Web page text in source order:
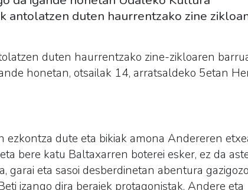
antolatzen duten haurrentzako zine
duten haurrentzako zine-zikloaren
honetan, otsailak 14, arratsaldeko 5etan
dute eta bikiak amona Andereren
bere katu Baltaxarren boterei esker, ez da
garai eta sasoi desberdinetan abentura
izango dira beraiek protagonistak, Andere eta